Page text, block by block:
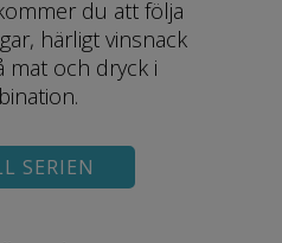
du att följa
härligt vinsnack
mat och dryck i
SERIEN